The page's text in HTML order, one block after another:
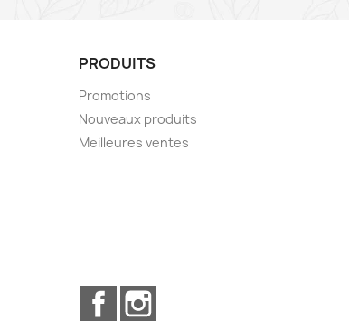
PRODUITS
Promotions
Nouveaux produits
Meilleures ventes
Facebook